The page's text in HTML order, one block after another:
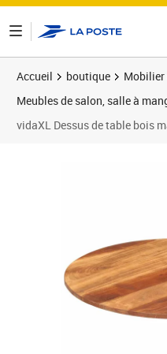
Accueil boutique
Mobilier
Meubles de salon, salle à
vidaXL Dessus de table bois